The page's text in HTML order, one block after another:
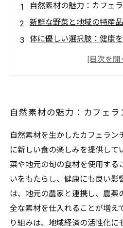
自然素材の魅力：カフェ
新鮮な野菜と地域の特産
体に優しい選択肢：健康
自然素材の魅力：カフェ
自然素材を生かしたカフェラン
に新しい食の楽しみを提供して
菜や地元の旬の食材を使用する
いをもたらし、健康にも良い影
は、地元の農家と連携し、農薬
全な素材を仕入れることが増え
り組みは、地域経済の活性化に